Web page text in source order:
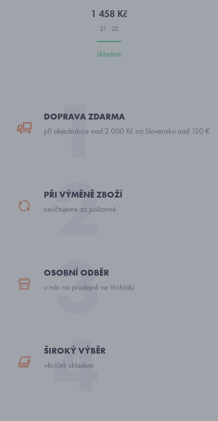
1 458 Kč
21 22
skladem
DOPRAVA ZDARMA
při objednávce nad 2 000 Kč na Slovensko nad 120 €
PŘI VÝMĚNĚ ZBOŽÍ
neúčtujeme za poštovné
OSOBNÍ ODBĚR
u nás na prodejně ve Vrchlabí
ŠIROKÝ VÝBĚR
věciček skladem